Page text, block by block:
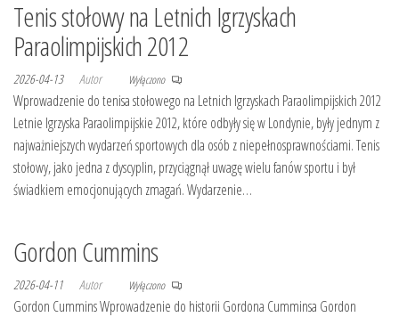
Tenis stołowy na Letnich Igrzyskach
Paraolimpijskich 2012
2026-04-13 Autor Wyłączono
Wprowadzenie do tenisa stołowego na Letnich Igrzyskach Paraolimpijskich 2012
Letnie Igrzyska Paraolimpijskie 2012, które odbyły się w Londynie, były jednym z
najważniejszych wydarzeń sportowych dla osób z niepełnosprawnościami. Tenis
stołowy, jako jedna z dyscyplin, przyciągnął uwagę wielu fanów sportu i był
świadkiem emocjonujących zmagań. Wydarzenie…
Gordon Cummins
2026-04-11 Autor Wyłączono
Gordon Cummins Wprowadzenie do historii Gordona Cumminsa Gordon